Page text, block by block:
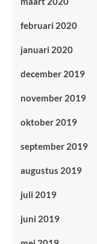
februari 2020
januari 2020
december 2019
november 2019
oktober 2019
september 2019
augustus 2019
juli 2019
juni 2019